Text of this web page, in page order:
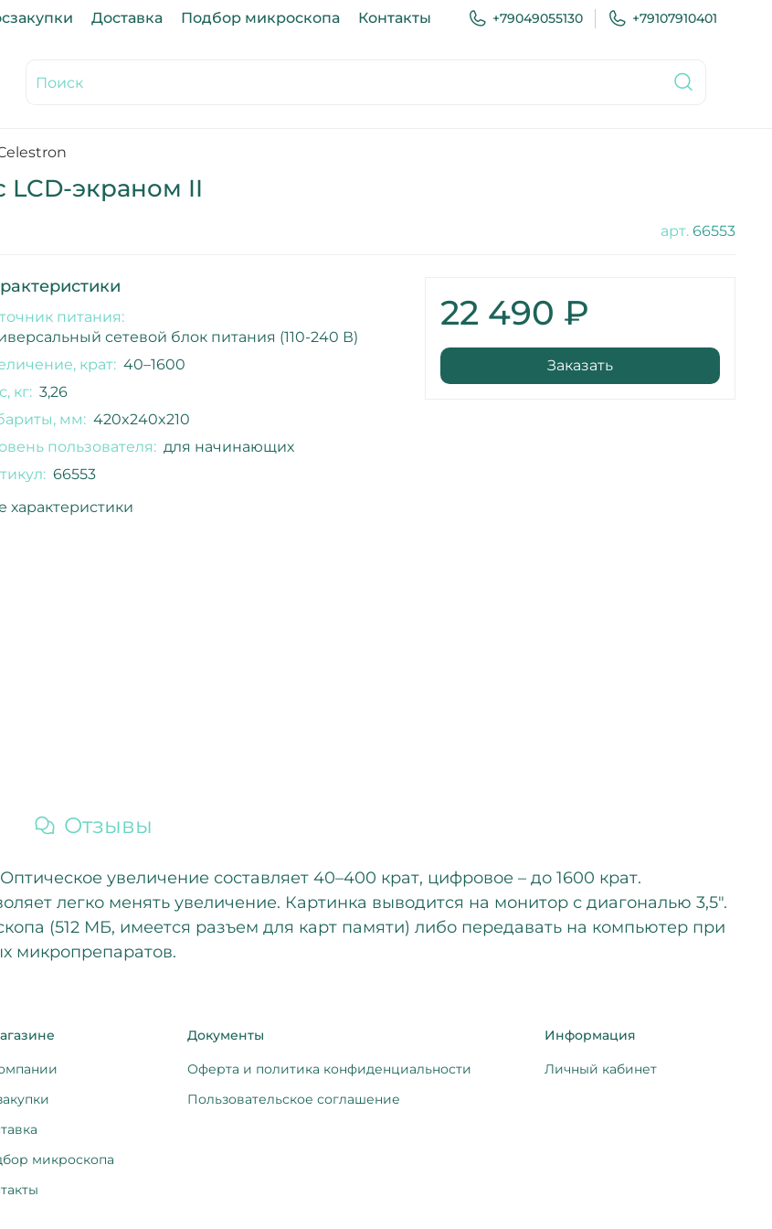
Доставка Подбор микроскопа Контакты +79049055130 +79107910401
экраном II
арт. 66553
питания:
сетевой блок питания (110-240 В)
крат: 40–1600
кг: 3,26
мм: 420x240x210
пользователя: для начинающих
66553
характеристики
22 490 ₽
Заказать
Отзывы
увеличение составляет 40–400 крат, цифровое – до 1600 крат.
легко менять увеличение. Картинка выводится на монитор с диагональю 3,5".
(512 МБ, имеется разъем для карт памяти) либо передавать на компьютер при
микропрепаратов.
микроскопа
Документы
Оферта и политика конфиденциальности
Пользовательское соглашение
Информация
Личный кабинет